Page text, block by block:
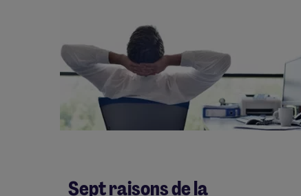
Sept raisons de la